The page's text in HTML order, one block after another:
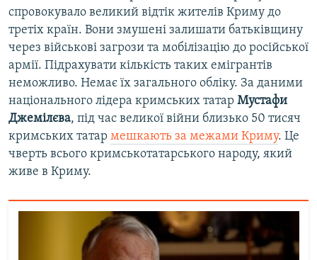
спровокувало великий відтік жителів Криму до
третіх країн. Вони змушені залишати батьківщину
через військові загрози та мобілізацію до російської
армії. Підрахувати кількість таких емігрантів
неможливо. Немає їх загального обліку. За даними
національного лідера кримських татар Мустафи
Джемілєва, під час великої війни близько 50 тисяч
кримських татар мешкають за межами Криму. Це
чверть всього кримськотатарського народу, який
живе в Криму.